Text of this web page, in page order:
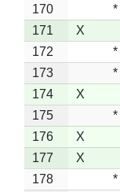
170
*
171
X
172
*
173
*
174
X
175
*
176
X
177
X
178
*